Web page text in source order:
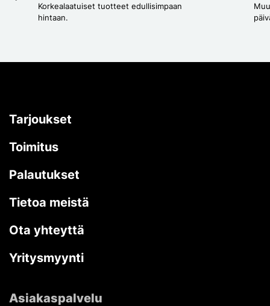
Korkealaatuiset tuotteet edullisimpaan
hintaan.
Tarjoukset
Toimitus
Palautukset
Tietoa meistä
Ota yhteyttä
Yritysmyynti
Asiakaspalvelu